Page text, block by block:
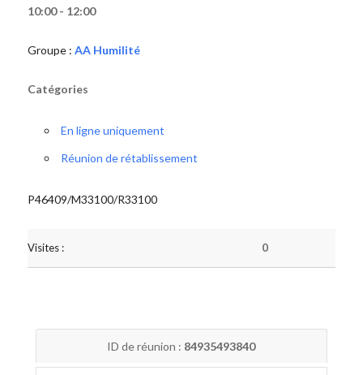
10:00 - 12:00
Groupe : AA Humilité
Catégories
En ligne uniquement
Réunion de rétablissement
P46409/M33100/R33100
Visites : 0
ID de réunion : 84935493840